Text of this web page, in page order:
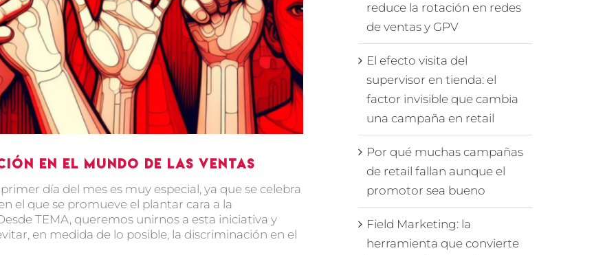
en el mundo de las ventas
día del mes es muy especial, ya que se celebra
el que se promueve el plantar cara a la
TEMA, queremos unirnos a esta iniciativa y
en medida de lo posible, la discriminación en el
reduce la rotación en redes
de ventas y GPV
El efecto visita del
supervisor en tienda: el
factor invisible que cambia
una campaña en retail
Por qué muchas campañas
de retail fallan aunque el
promotor sea bueno
Field Marketing: la
herramienta que convierte